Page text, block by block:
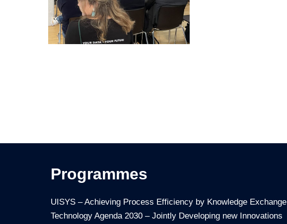
Programmes
UISYS – Achieving Process Efficiency by Knowledge Exchange
Technology Agenda 2030 – Jointly Developing new Innovations